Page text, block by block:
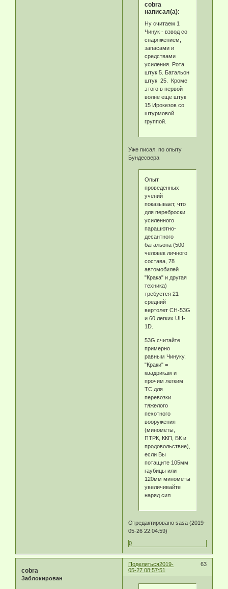
cobra
написал(а):
Ну считаем 1
Чинук - взвод со
снаряжением,
запасами и
средствами
усиления. Рота
штук 5. Батальон
штук 25. Кроме
этого в первой
волне еще штук
15 Ирокезов со
штурмовой
группой.
Уже писал, по опыту
Бундесвера
Опыт
проведенных
учений
показывает, что
для переброски
усиленного
парашютно-
десантного
батальона (500
человек личного
состава, 78
автомобилей
"Крака" и другая
техника)
требуется 21
средний
вертолет CH-53G
и 60 легких UH-
1D.
53G считайте
примерно
равным Чинуку,
"Краки" =
квадрикам и
прочим легким
ТС для
перевозки
тяжелого
пехотного
вооружения
(минометы,
ПТРК, ККП, БК и
продовольствие),
если Вы
потащите 105мм
гаубицы или
120мм минометы
увеличивайте
наряд сил
Отредактировано sasa (2019-
05-26 22:04:59)
0
Поделиться 63
2019-
05-27 08:57:51
cobra
Заблокирован